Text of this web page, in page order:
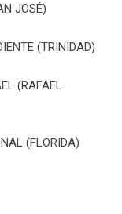
JOSÉ)
(TRINIDAD)
(RAFAEL
(FLORIDA)